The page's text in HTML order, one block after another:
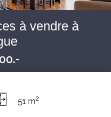
à vendre à
51 m2